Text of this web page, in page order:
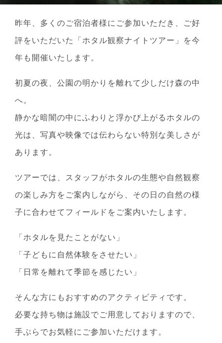
昨年、多くのご宿泊者様にご参加いただき、ご好
評をいただいた「ホタル観察ナイトツアー」を今
年も開催いたします。
初夏の夜、公園の明かりを離れて少しだけ森の中
へ。
静かな暗闇の中にふわりと浮かび上がるホタルの
光は、写真や映像では伝わらない特別な美しさが
あります。
ツアーでは、スタッフがホタルの生態や自然観察
の楽しみ方をご案内しながら、その日の自然の様
子に合わせてフィールドをご案内いたします。
「ホタルを見たことがない」
「子どもに自然体験をさせたい」
「日常を離れて季節を感じたい」
そんな方にもおすすめのアクティビティです。
必要な持ち物は施設でご用意しておりますので、
手ぶらでお気軽にご参加いただけます。